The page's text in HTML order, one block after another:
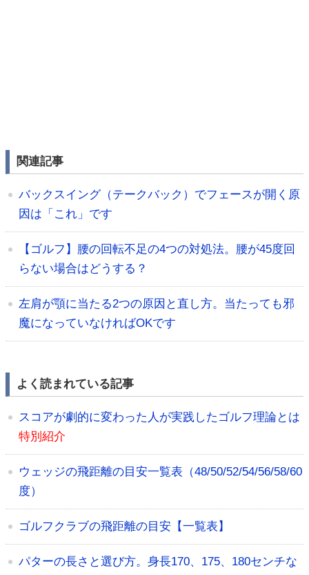
関連記事
バックスイング（テークバック）でフェースが開く原
因は「これ」です
【ゴルフ】腰の回転不足の4つの対処法。腰が45度回
らない場合はどうする？
左肩が顎に当たる2つの原因と直し方。当たっても邪
魔になっていなければOKです
よく読まれている記事
スコアが劇的に変わった人が実践したゴルフ理論とは
特別紹介
ウェッジの飛距離の目安一覧表（48/50/52/54/56/58/60
度）
ゴルフクラブの飛距離の目安【一覧表】
パターの長さと選び方。身長170、175、180センチな